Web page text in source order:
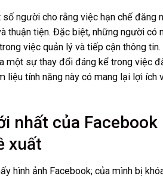
người cho rằng việc hạn chế đăng
tiện. Đặc biệt, những người có
việc quản lý và tiếp cận thông
một sự thay đổi đáng kể trong việc
liệu tính năng này có mang lại lợi
nhất của
xuất
hình ảnh Facebook; của mình bị